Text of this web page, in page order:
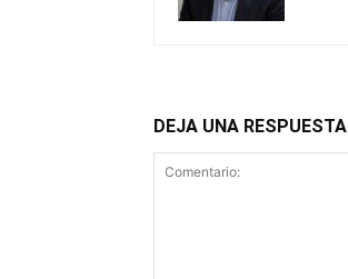
DEJA UNA RESPUESTA